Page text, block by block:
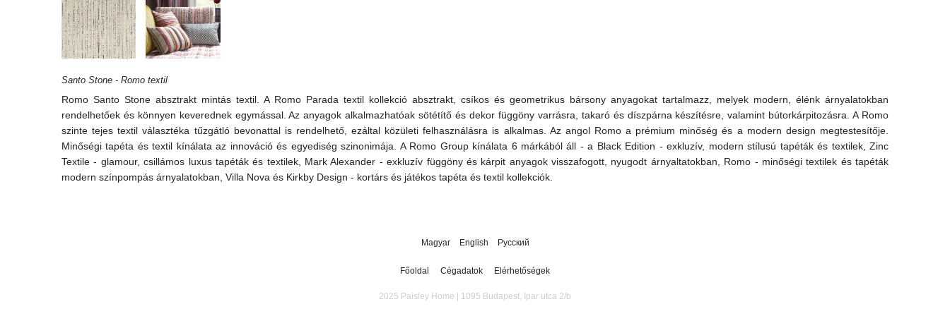
Santo Stone - Romo textil
Romo Santo Stone absztrakt mintás textil. A Romo Parada textil kollekció absztrakt, csíkos és geometrikus bársony anyagokat tartalmazz, melyek modern, élénk árnyalatokban
rendelhetőek és könnyen keverednek egymással. Az anyagok alkalmazhatóak sötétítő és dekor függöny varrásra, takaró és díszpárna készítésre, valamint bútorkárpitozásra. A Romo
szinte tejes textil választéka tűzgátló bevonattal is rendelhető, ezáltal közületi felhasználásra is alkalmas. Az angol Romo a prémium minőség és a modern design megtestesítője.
Minőségi tapéta és textil kínálata az innováció és egyediség szinonimája. A Romo Group kínálata 6 márkából áll - a Black Edition - exkluzív, modern stílusú tapéták és textilek, Zinc
Textile - glamour, csillámos luxus tapéták és textilek, Mark Alexander - exkluzív függöny és kárpit anyagok visszafogott, nyugodt árnyaltatokban, Romo - minőségi textilek és tapéták
modern színpompás árnyalatokban, Villa Nova és Kirkby Design - kortárs és játékos tapéta és textil kollekciók.
Magyar English Русский
Főoldal Cégadatok Elérhetőségek
2025 Paisley Home | 1095 Budapest, Ipar utca 2/b